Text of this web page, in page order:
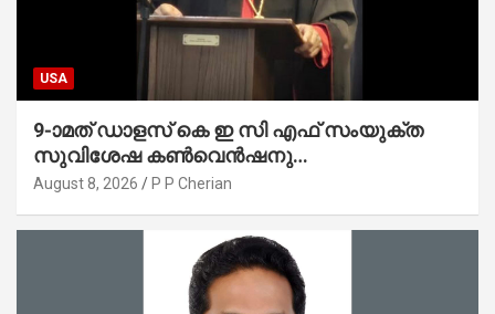
USA
9-ാമത് ഡാളസ് കെ ഇ സി എഫ് സംയുക്ത
സുവിശേഷ കൺവെൻഷനു
പ്രാർത്ഥനാനിർഭരമായ തുടക്കം
August 8, 2026 P P Cherian